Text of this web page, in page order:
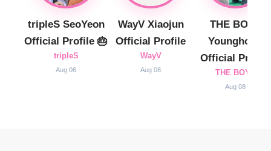
tripleS SeoYeon
Official Profile 🎂
tripleS
Aug 06
WayV Xiaojun
Official Profile
WayV
Aug 08
THE BOYZ
Younghoon
Official Profile
THE BOYZ
Aug 08